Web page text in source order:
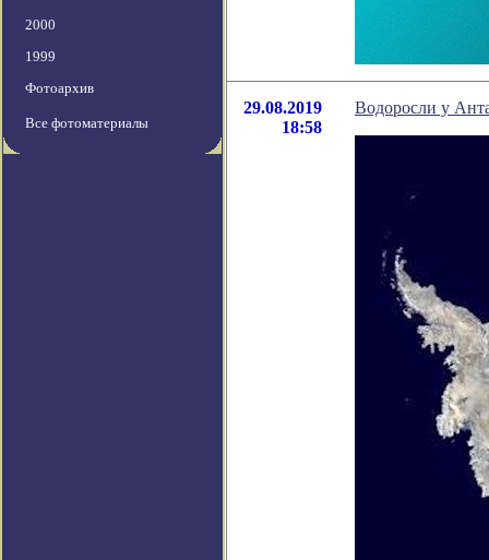
2000
1999
Фотоархив
Все фотоматериалы
29.08.2019
18:58
Водоросли у